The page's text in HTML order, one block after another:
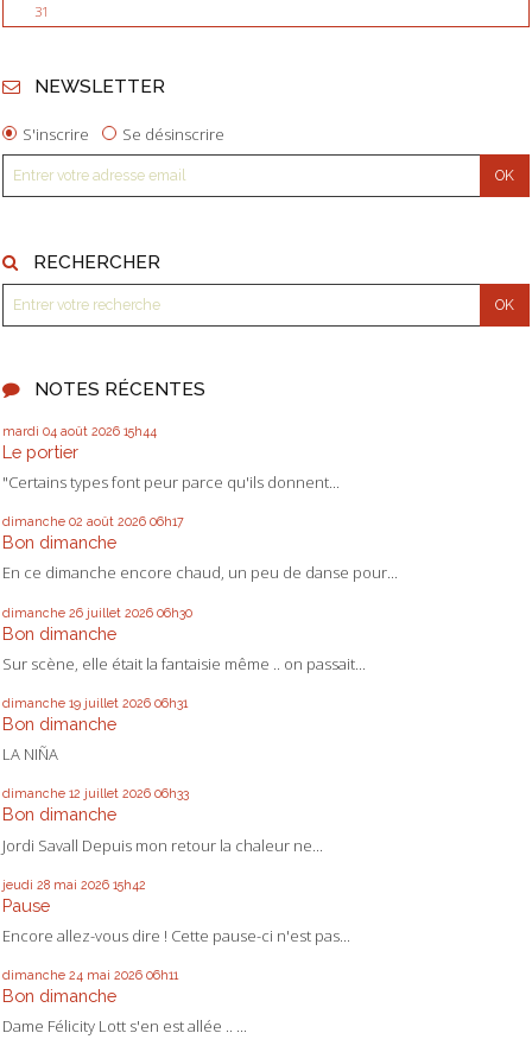
31
NEWSLETTER
S'inscrire Se désinscrire
RECHERCHER
NOTES RÉCENTES
mardi 04 août 2026 15h44
Le portier
"Certains types font peur parce qu'ils donnent...
dimanche 02 août 2026 06h17
Bon dimanche
En ce dimanche encore chaud, un peu de danse pour...
dimanche 26 juillet 2026 06h30
Bon dimanche
Sur scène, elle était la fantaisie même .. on passait...
dimanche 19 juillet 2026 06h31
Bon dimanche
LA NIÑA
dimanche 12 juillet 2026 06h33
Bon dimanche
Jordi Savall Depuis mon retour la chaleur ne...
jeudi 28 mai 2026 15h42
Pause
Encore allez-vous dire ! Cette pause-ci n'est pas...
dimanche 24 mai 2026 06h11
Bon dimanche
Dame Félicity Lott s'en est allée .. ...